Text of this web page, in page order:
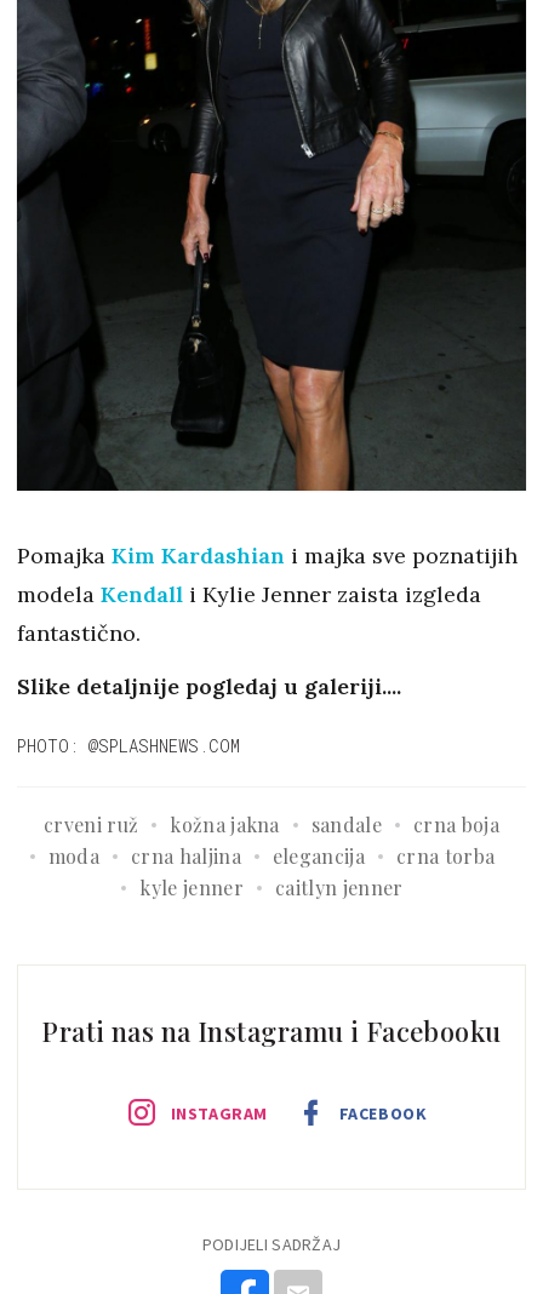
Pomajka Kim Kardashian i majka sve poznatijih
modela Kendall i Kylie Jenner zaista izgleda
fantastično.
Slike detaljnije pogledaj u galeriji....
PHOTO: @SPLASHNEWS.COM
crveni ruž kožna jakna sandale
crna boja
moda
crna haljina elegancija
crna torba
kyle jenner
caitlyn jenner
Prati nas na Instagramu i Facebooku
INSTAGRAM FACEBOOK
PODIJELI SADRŽAJ